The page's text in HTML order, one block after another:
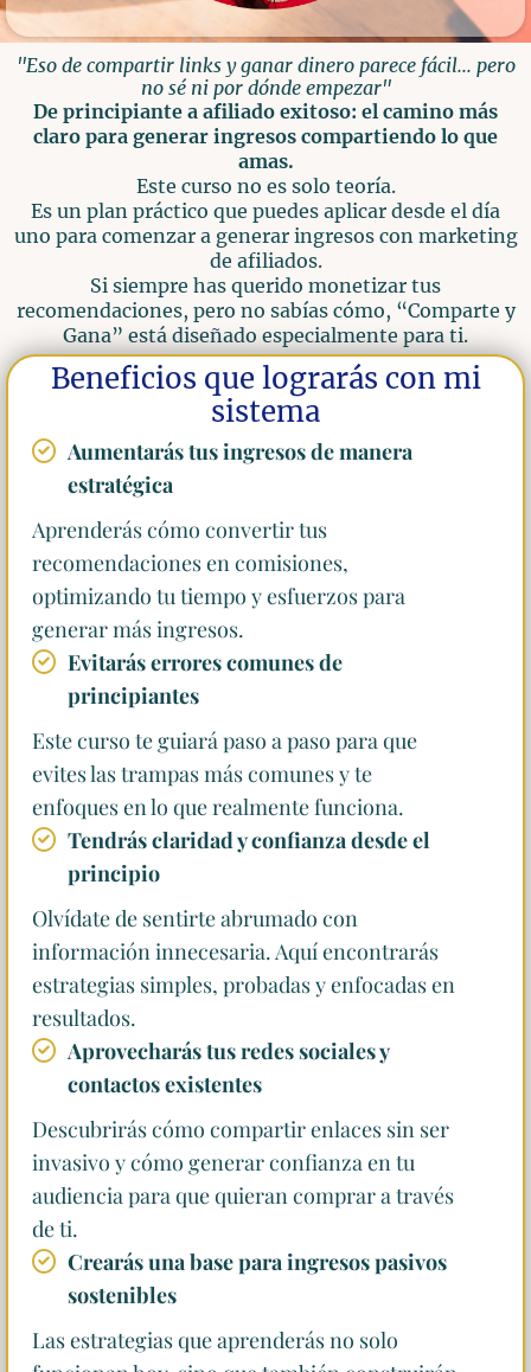
"Eso de compartir links y ganar dinero parece fácil... pero
no sé ni por dónde empezar"
De principiante a afiliado exitoso: el camino más
claro para generar ingresos compartiendo lo que
amas.
Este curso no es solo teoría.
Es un plan práctico que puedes aplicar desde el día
uno para comenzar a generar ingresos con marketing
de afiliados.
Si siempre has querido monetizar tus
recomendaciones, pero no sabías cómo, “Comparte y
Gana” está diseñado especialmente para ti.
Beneficios que lograrás con mi
sistema
Aumentarás tus ingresos de manera
estratégica
Aprenderás cómo convertir tus
recomendaciones en comisiones,
optimizando tu tiempo y esfuerzos para
generar más ingresos.
Evitarás errores comunes de
principiantes
Este curso te guiará paso a paso para que
evites las trampas más comunes y te
enfoques en lo que realmente funciona.
Tendrás claridad y confianza desde el
principio
Olvídate de sentirte abrumado con
información innecesaria. Aquí encontrarás
estrategias simples, probadas y enfocadas en
resultados.
Aprovecharás tus redes sociales y
contactos existentes
Descubrirás cómo compartir enlaces sin ser
invasivo y cómo generar confianza en tu
audiencia para que quieran comprar a través
de ti.
Crearás una base para ingresos pasivos
sostenibles
Las estrategias que aprenderás no solo